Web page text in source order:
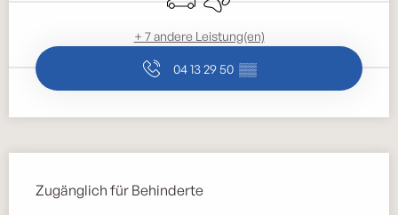
+ 7 andere Leistung(en)
04 13 29 50 ▒▒
Zugänglich für Behinderte